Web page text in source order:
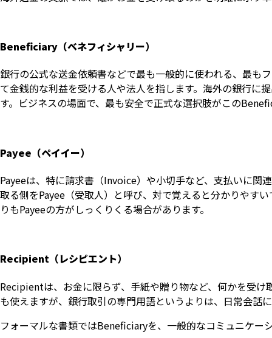
Beneficiary（ベネフィシャリー）
銀行の公式な送金依頼書などで最も一般的に使われる、最も
て金銭的な利益を受ける人や法人を指します。海外の銀行に
す。ビジネスの場面で、最も安全で正式な選択肢がこの
Payee（ペイイー）
Payeeは、特に請求書（Invoice）や小切手など、支払いに関
取る側をPayee（受取人）と呼び、対で覚えると分かりやす
りもPayeeの方がしっくりくる場合があります。
Recipient（レシピエント）
Recipientは、お金に限らず、手紙や贈り物など、何かを受
も使えますが、銀行取引の専門用語というよりは、日常会話
フォーマルな書類ではBeneficiaryを、一般的なコミュニケ